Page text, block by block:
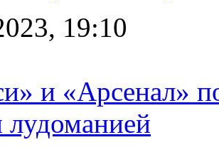
19:10
и «Арсенал»
лудоманией